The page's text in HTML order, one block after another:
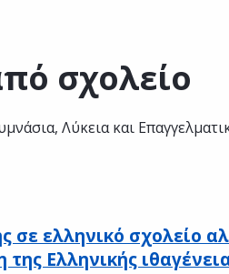
σχολείο
Λύκεια και
σε ελληνικό σχολείο
Ελληνικής